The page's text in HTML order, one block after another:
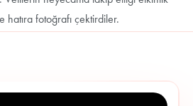
hatıra fotoğrafı çektirdiler.